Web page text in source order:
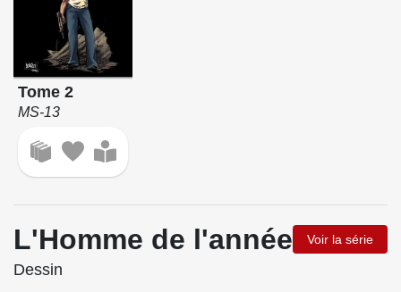
Tome 2
MS-13
L'Homme de l'année Voir la série
Dessin